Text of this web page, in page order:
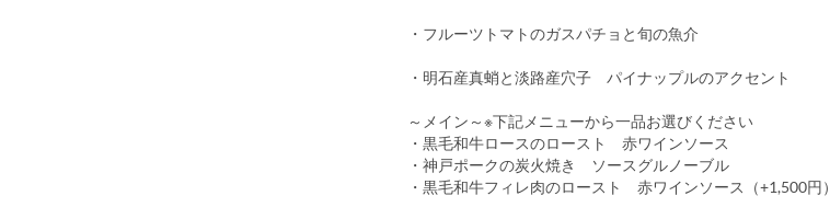
・フルーツトマトのガスパチョと旬の魚介
・明石産真蛸と淡路産穴子 パイナップルのアクセント
～メイン～※下記メニューから一品お選びください
・黒毛和牛ロースのロースト 赤ワインソース
・神戸ポークの炭火焼き ソースグルノーブル
・黒毛和牛フィレ肉のロースト 赤ワインソース（+1,500円）